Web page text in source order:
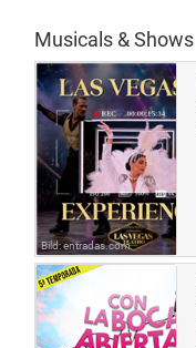
Musicals & Shows
Bild: entradas.com